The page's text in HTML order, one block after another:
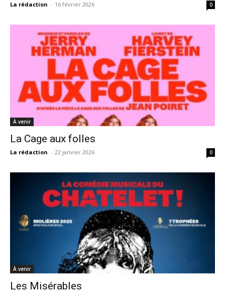
La rédaction - 16 février 2026 0
À venir
La Cage aux folles
La rédaction - 22 janvier 2026 0
À venir
Les Misérables